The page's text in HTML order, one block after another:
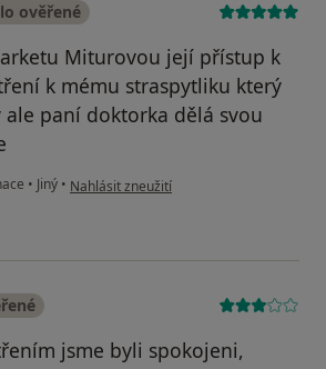
ověřené
Miturovou její přístup k
k mému straspytliku který
ale paní doktorka dělá svou
• Jiný • podle názoru uživatele Berryšek
Nahlásit zneužití
jsme byli spokojeni,